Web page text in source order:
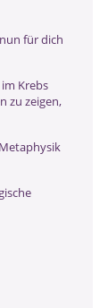
für dich
Krebs
zu zeigen,